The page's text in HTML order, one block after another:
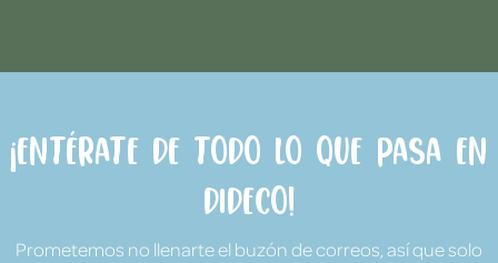
¡Entérate de todo lo que pasa en
Dideco!
Prometemos no llenarte el buzón de correos, así que solo